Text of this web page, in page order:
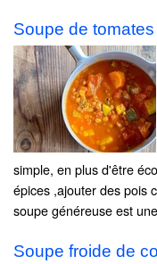
Soupe de
simple, en plus d'être
épices ,ajouter des pois
soupe généreuse est
Soupe froide de